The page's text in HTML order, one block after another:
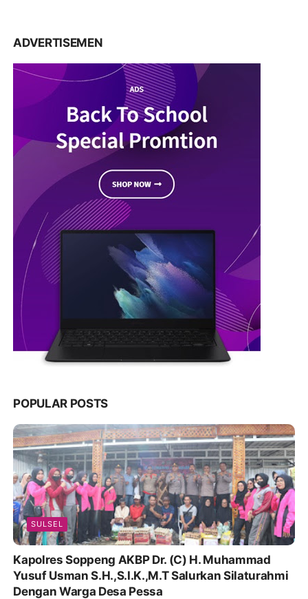
ADVERTISEMEN
POPULAR POSTS
SULSEL
Kapolres Soppeng AKBP Dr. (C) H. Muhammad
Yusuf Usman S.H.,S.I.K.,M.T Salurkan Silaturahmi
Dengan Warga Desa Pessa